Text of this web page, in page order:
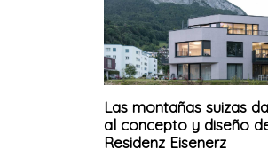
Las montañas suizas
al concepto y diseño
Residenz Eisenerz